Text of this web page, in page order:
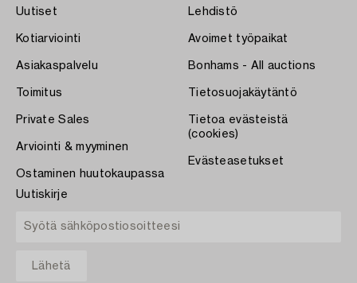
Uutiset
Kotiarviointi
Asiakaspalvelu
Toimitus
Private Sales
Arviointi & myyminen
Ostaminen huutokaupassa
Lehdistö
Avoimet työpaikat
Bonhams - All auctions
Tietosuojakäytäntö
Tietoa evästeistä
(cookies)
Evästeasetukset
Uutiskirje